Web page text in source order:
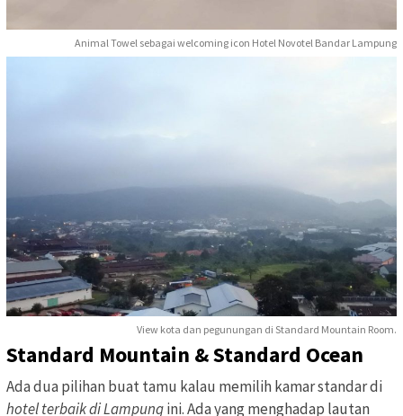
Animal Towel sebagai welcoming icon Hotel Novotel Bandar Lampung
View kota dan pegunungan di Standard Mountain Room.
Standard Mountain & Standard Ocean
Ada dua pilihan buat tamu kalau memilih kamar standar di
hotel terbaik di Lampungini. Ada yang menghadap lautan